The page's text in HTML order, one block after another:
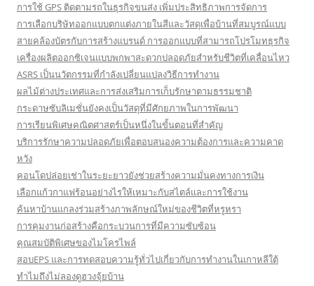
การใช้ GPS ติดตามรถในธุรกิจขนส่ง เพิ่มประสิทธิภาพการจัดการ
การเลือกบริษัทออกแบบตกแต่งภายในสีและวัสดุเพื่อบ้านที่สมบูรณ์แบบ
สายคล้องบัตรกับการสร้างแบรนด์ การออกแบบที่สามารถโปรโมทธุรกิจ
เครื่องผลิตออกซิเจนแบบพกพาสะดวกปลอดภัยสำหรับชีวิตที่เคลื่อนไหว
ASRS เป็นนวัตกรรมที่กำลังเปลี่ยนแปลงวิธีการทำงาน
ผลไม้ต่างประเทศและการส่งเสริมการเก็บรักษาตามธรรมชาติ
กระดาษซับลิเมชั่นยังคงเป็นวัสดุที่มีศักยภาพในการพัฒนา
การเรียนพิเศษคณิตศาสตร์เป็นหนึ่งในขั้นตอนที่สำคัญ
บริการรักษาความปลอดภัยเพื่อตอบสนองความต้องการและความคาด
หวัง
คอนโดปล่อยเช่าในระยะยาวยังช่วยสร้างความมั่นคงทางการเงิน
เลือกแก้วกาแฟร้อนอย่างไรให้เหมาะกับสไตล์และการใช้งาน
ค้นหาบ้านแกลงร่วมสร้างภาพลักษณ์ใหม่ของชีวิตที่หรูหรา
การคุมงานก่อสร้างคือกระบวนการที่มีความซับซ้อน
คุณสมบัติพิเศษของไมโครไพล์
สอบEPS และการทดสอบความรู้ทั่วไปเกี่ยวกับการทำงานในเกาหลีใต้
ทำไมถึงไม่ลองดูฮวงจุ้ยบ้าน